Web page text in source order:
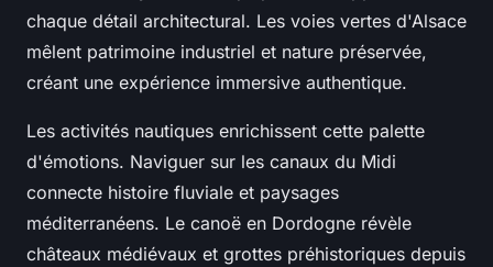
chaque détail architectural. Les voies vertes d'Alsace
mêlent patrimoine industriel et nature préservée,
créant une expérience immersive authentique.
Les activités nautiques enrichissent cette palette
d'émotions. Naviguer sur les canaux du Midi
connecte histoire fluviale et paysages
méditerranéens. Le canoë en Dordogne révèle
châteaux médiévaux et grottes préhistoriques depuis